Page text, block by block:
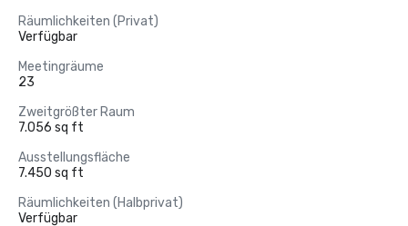
Räumlichkeiten (Privat)
Verfügbar
Meetingräume
23
Zweitgrößter Raum
7.056 sq ft
Ausstellungsfläche
7.450 sq ft
Räumlichkeiten (Halbprivat)
Verfügbar